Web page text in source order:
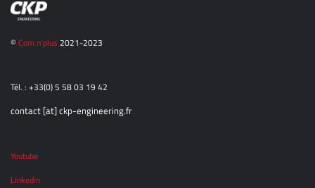
© Com n'plus 2021-2023
Tél. : +33(0) 5 58 03 19 42
contact [at] ckp-engineering.fr
Youtube
Linkedin